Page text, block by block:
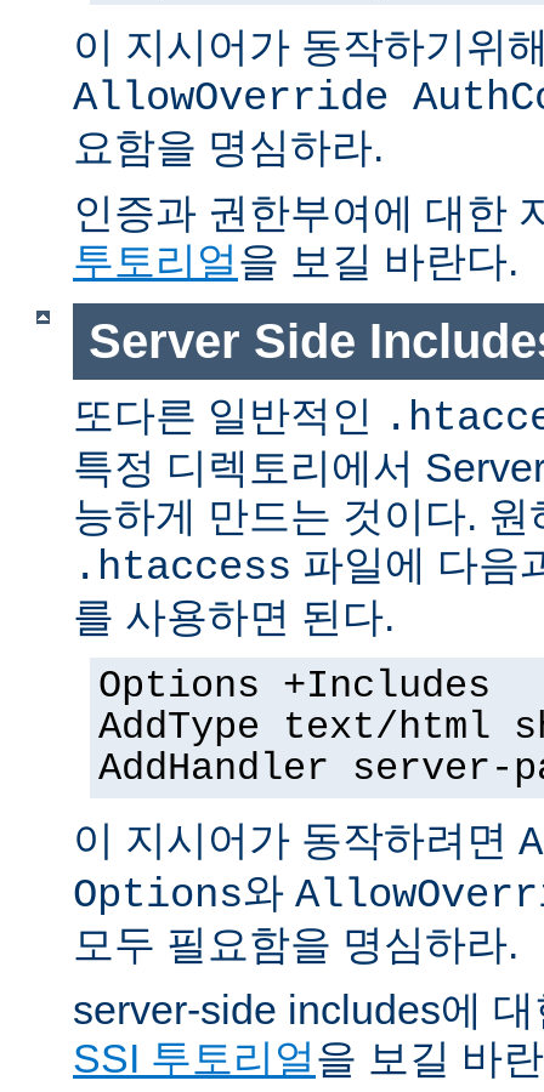
이 지시어가 동작하기위
AllowOverride
요함을 명심하라.
인증과 권한부여에 대한
투토리얼을 보길 바란다.
Server Side
또다른 일반적인
특정 디렉토리에서
능하게 만드는 것이다.
.htaccess 파일에 다음
를 사용하면 된다.
Options +Includes
AddType text/html
AddHandler server-
이 지시어가 동작하려면
Options와
모두 필요함을 명심하라.
server-side includes에
SSI 투토리얼을 보길 바